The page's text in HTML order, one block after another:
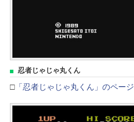
忍者じゃじゃ丸くん
□ 「忍者じゃじゃ丸くん」のページ